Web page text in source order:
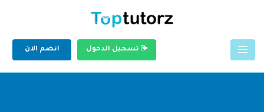
تسجيل الدخول انضم الان